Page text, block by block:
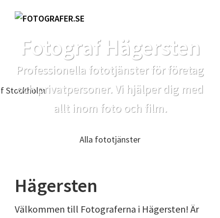
Fotografer.se
Fotograf Hägersten
Professionella fototjänster för företag
och privatpersoner. Vi hjälper dig med
allt inom foto och film.
Alla fototjänster
Hägersten
Välkommen till Fotograferna i Hägersten! Är